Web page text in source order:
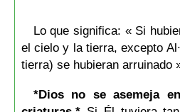
Lo que significa: « Si
el cielo y la tierra, excepto
tierra) se hubieran arruinado
*Dios no se asemeja